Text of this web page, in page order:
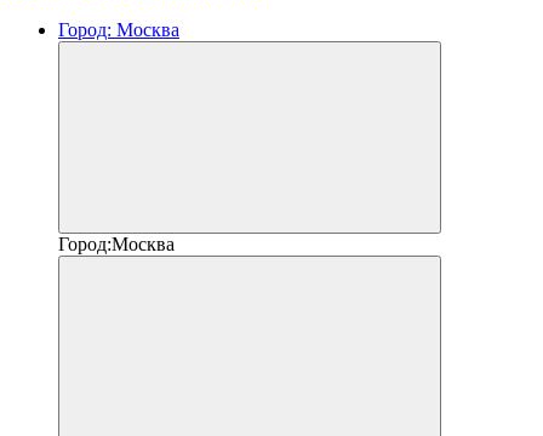
Город: Москва
Город:Москва